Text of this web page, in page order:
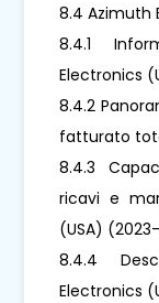
8.4 Azimuth
8.4.1
Electronics
8.4.2
fatturato
8.4.3
ricavi e
(USA)
8.4.4
Electronics